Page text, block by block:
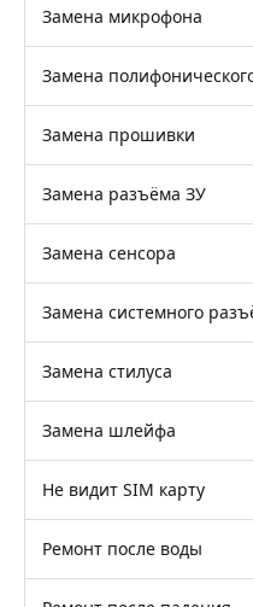
Замена микрофона
Замена
Замена прошивки
Замена разъёма ЗУ
Замена сенсора
Замена системного
Замена стилуса
Замена шлейфа
Не видит SIM карту
Ремонт после воды